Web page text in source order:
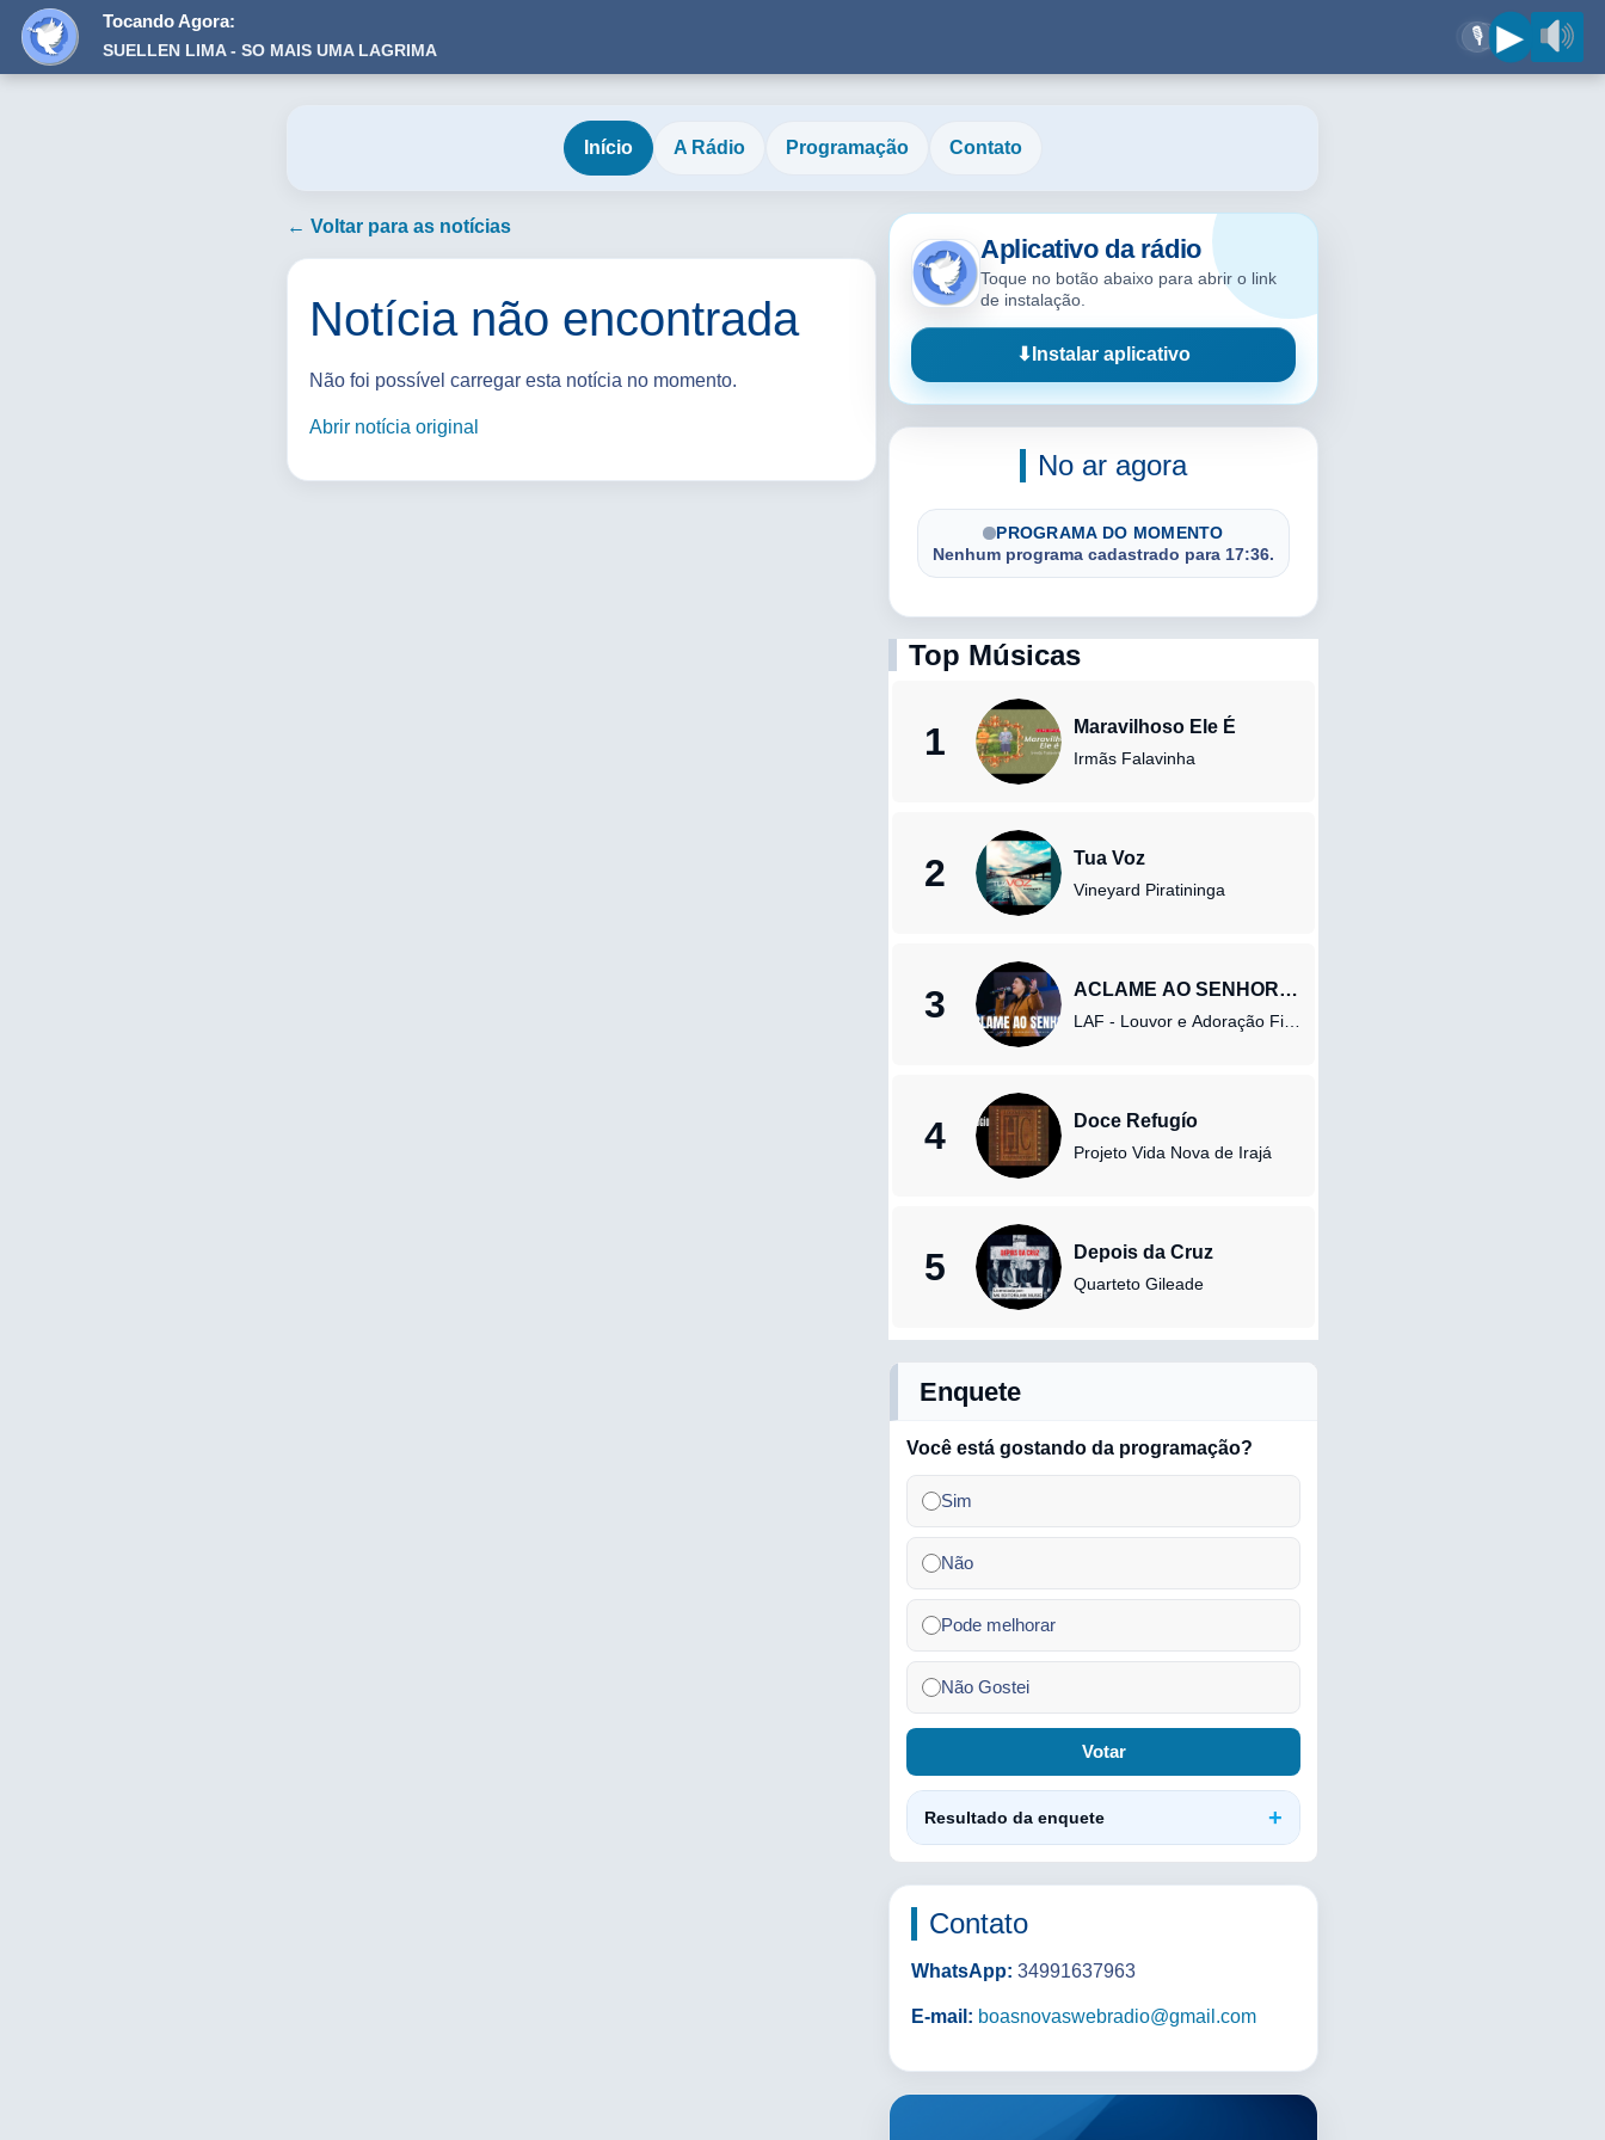
Tocando Agora:
SUELLEN LIMA - SO MAIS UMA LAGRIMA
🎙 ▶
Início A Rádio Programação Contato
← Voltar para as notícias
Notícia não encontrada
Não foi possível carregar esta notícia no momento.
Abrir notícia original
Aplicativo da rádio
Toque no botão abaixo para abrir o link
de instalação.
⬇ Instalar aplicativo
No ar agora
PROGRAMA DO MOMENTO
Nenhum programa cadastrado para 17:36.
Top Músicas
1 Maravilhoso Ele É
Irmãs Falavinha
2 Tua Voz
Vineyard Piratininga
3 ACLAME AO SENHOR (AO VIVO)
LAF - Louvor e Adoração Filadélfia
4 Doce Refugío
Projeto Vida Nova de Irajá
5 Depois da Cruz
Quarteto Gileade
Enquete
Você está gostando da programação?
Sim
Não
Pode melhorar
Não Gostei
Votar
Resultado da enquete
Contato
WhatsApp: 34991637963
E-mail: boasnovaswebradio@gmail.com